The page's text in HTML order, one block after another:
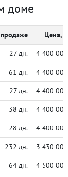
доме
Цена, ₽
27 дн. 4 400 000
61 дн. 4 400 000
27 дн. 4 400 000
38 дн. 4 400 000
28 дн. 4 400 000
232 дн. 3 430 000
64 дн. 4 500 000